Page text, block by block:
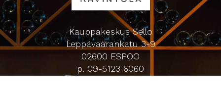
Kauppakeskus Sello
Leppävaarankatu 3-9
02600 ESPOO
p. 09-5123 6060